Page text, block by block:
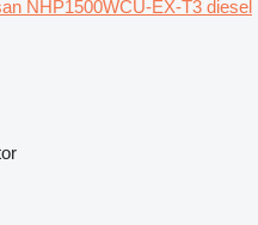
NHP1500WCU-EX-T3 diesel